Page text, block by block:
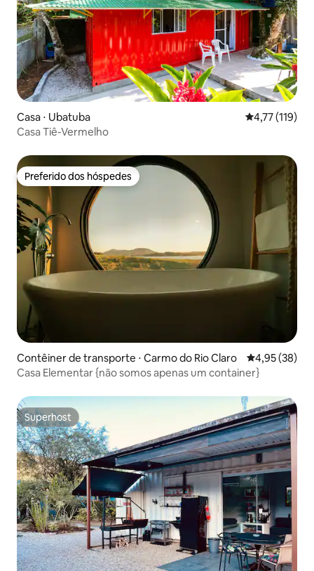
Casa ⋅ Ubatuba 4,77 de uma
4,77 (119)
Casa Tiê-Vermelho
Preferido dos hóspedes
Preferido dos hóspedes
Contêiner de transporte ⋅ Carmo do Rio Claro 4,95 de uma
4,95 (38)
Casa Elementar {não somos apenas um container}
Superhost
Superhost